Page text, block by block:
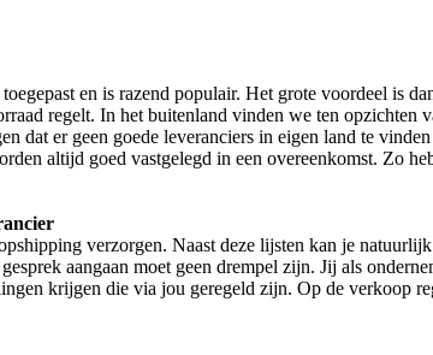
en is razend populair. Het grote voordeel is
regelt. In het buitenland vinden we ten opzichten
dat er geen goede leveranciers in eigen land te
altijd goed vastgelegd in een overeenkomst. Zo
verzorgen. Naast deze lijsten kan je
aangaan moet geen drempel zijn. Jij als
krijgen die via jou geregeld zijn. Op de verkoop